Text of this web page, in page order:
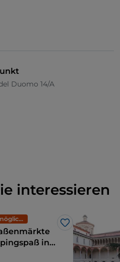
Duomo 14/A
interessieren
Shoppingmöglichkeiten und Märkte
Like
in